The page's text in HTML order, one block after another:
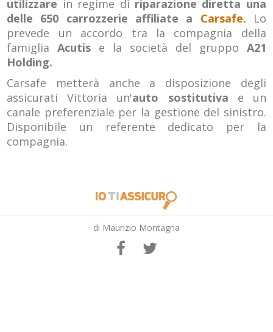
utilizzare in regime di riparazione diretta una
delle 650 carrozzerie affiliate a
Carsafe. Lo
prevede un accordo tra la compagnia della
famigliaAcutis e la società del gruppo A21
Holding.
Carsafe metterà anche a disposizione degli
assicurati Vittoria un'auto sostitutiva e un
canale preferenziale per la gestione del sinistro.
Disponibile un referente dedicato per la
compagnia.
di Maurizio Montagna